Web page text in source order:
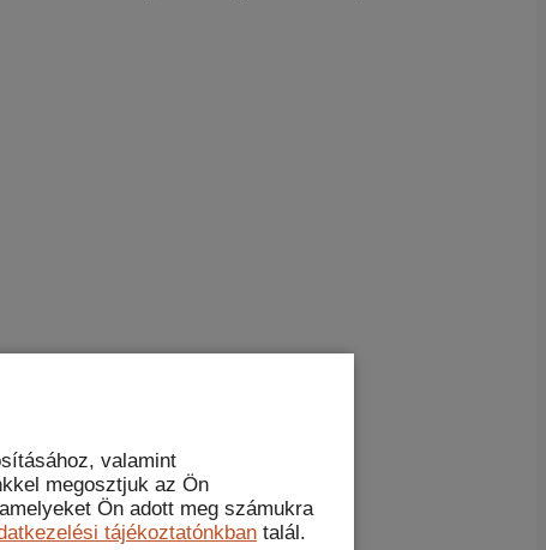
valamint
megosztjuk az Ön
Ön adott meg számukra
tájékoztatónkban talál.